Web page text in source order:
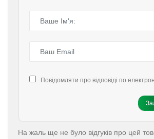
Повідомляти про відповіді по
На жаль ще не було відгуків про цей